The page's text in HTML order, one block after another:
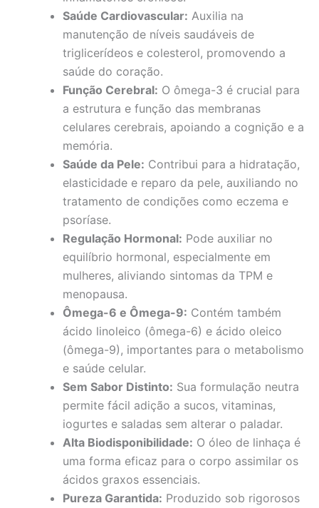
Saúde Cardiovascular: Auxilia na
manutenção de níveis saudáveis de
triglicerídeos e colesterol, promovendo a
saúde do coração.
Função Cerebral: O ômega-3 é crucial para
a estrutura e função das membranas
celulares cerebrais, apoiando a cognição e a
memória.
Saúde da Pele: Contribui para a hidratação,
elasticidade e reparo da pele, auxiliando no
tratamento de condições como eczema e
psoríase.
Regulação Hormonal: Pode auxiliar no
equilíbrio hormonal, especialmente em
mulheres, aliviando sintomas da TPM e
menopausa.
Ômega-6 e Ômega-9: Contém também
ácido linoleico (ômega-6) e ácido oleico
(ômega-9), importantes para o metabolismo
e saúde celular.
Sem Sabor Distinto: Sua formulação neutra
permite fácil adição a sucos, vitaminas,
iogurtes e saladas sem alterar o paladar.
Alta Biodisponibilidade: O óleo de linhaça é
uma forma eficaz para o corpo assimilar os
ácidos graxos essenciais.
Pureza Garantida: Produzido sob rigorosos